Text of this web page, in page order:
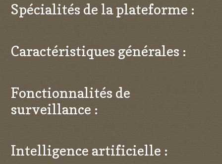
Spécialités de la plateforme :
Caractéristiques générales :
Fonctionnalités de
surveillance :
Intelligence artificielle :